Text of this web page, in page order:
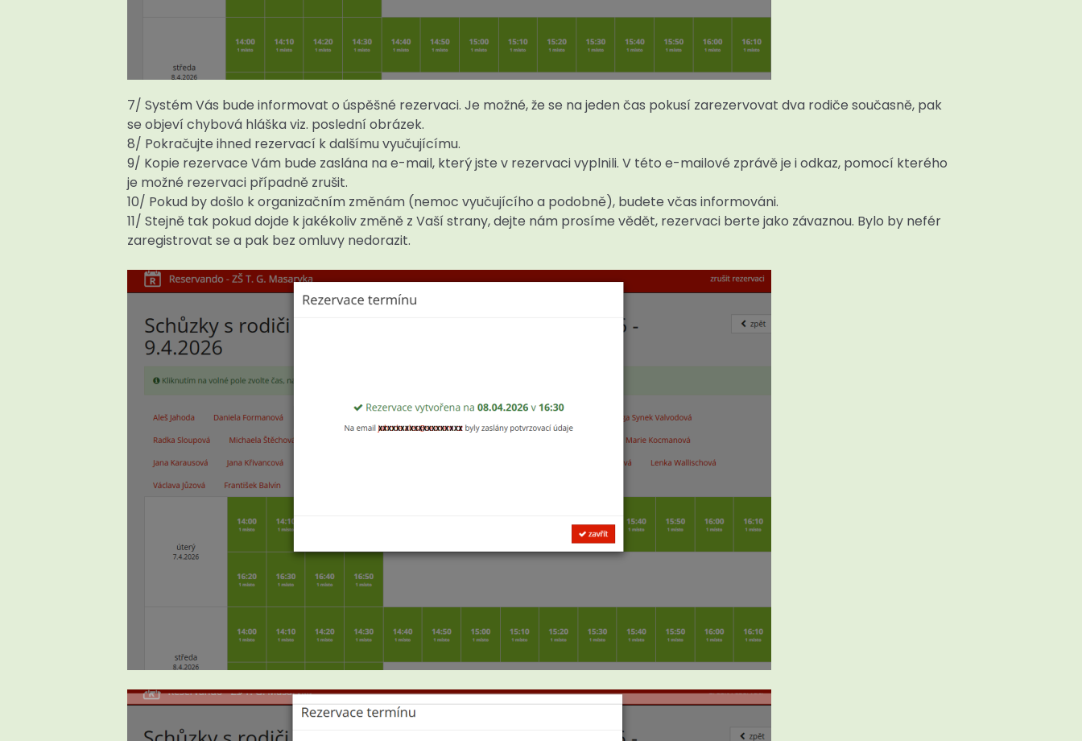
7/ Systém Vás bude informovat o úspěšné rezervaci. Je možné, že se na jeden čas pokusí zarezervovat dva rodiče současně, pak
se objeví chybová hláška viz. poslední obrázek.
8/ Pokračujte ihned rezervací k dalšímu vyučujícímu.
9/ Kopie rezervace Vám bude zaslána na e-mail, který jste v rezervaci vyplnili. V této e-mailové zprávě je i odkaz, pomocí kterého
je možné rezervaci případně zrušit.
10/ Pokud by došlo k organizačním změnám (nemoc vyučujícího a podobně), budete včas informováni.
11/ Stejně tak pokud dojde k jakékoliv změně z Vaší strany, dejte nám prosíme vědět, rezervaci berte jako závaznou. Bylo by nefér
zaregistrovat se a pak bez omluvy nedorazit.